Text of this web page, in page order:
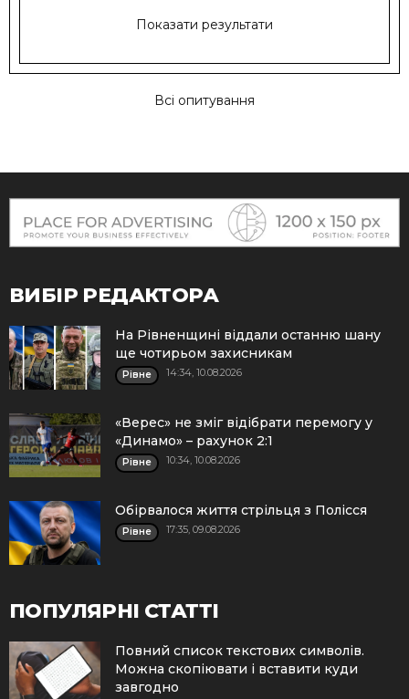
Показати результати
Всі опитування
ВИБІР РЕДАКТОРА
На Рівненщині віддали останню шану
ще чотирьом захисникам
Рівне 14:34, 10.08.2026
«Верес» не зміг відібрати перемогу у
«Динамо» – рахунок 2:1
Рівне 10:34, 10.08.2026
Обірвалося життя стрільця з Полісся
Рівне 17:35, 09.08.2026
ПОПУЛЯРНІ СТАТТІ
Повний список текстових символів.
Можна скопіювати і вставити куди
завгодно